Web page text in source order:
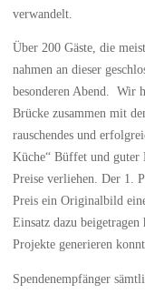
verwandelt.
Über 200 Gäste, die
nahmen an dieser
besonderen Abend. Wir
Brücke zusammen mit
rauschendes und
Küche“ Büffet und guter
Preise verliehen. Der 1.
Preis ein Originalbild
Einsatz dazu
Projekte generieren
Spendenempfänger